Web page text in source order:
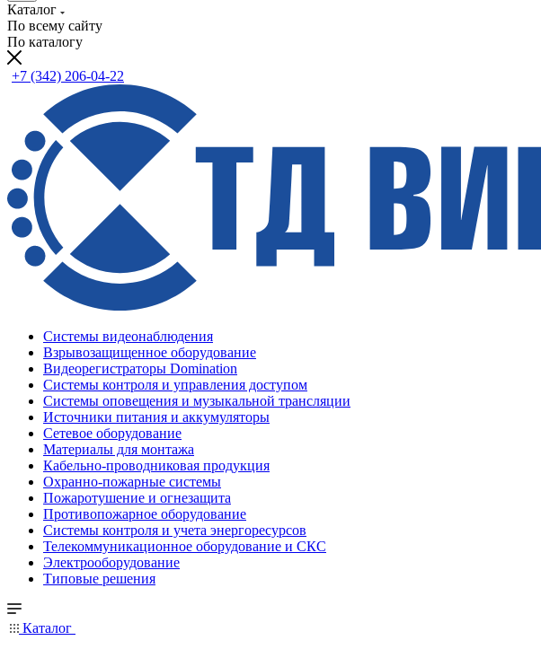
Каталог
По всему сайту
По каталогу
+7 (342) 206-04-22
Системы видеонаблюдения
Взрывозащищенное оборудование
Видеорегистраторы Domination
Системы контроля и управления доступом
Системы оповещения и музыкальной трансляции
Источники питания и аккумуляторы
Сетевое оборудование
Материалы для монтажа
Кабельно-проводниковая продукция
Охранно-пожарные системы
Пожаротушение и огнезащита
Противопожарное оборудование
Системы контроля и учета энергоресурсов
Телекоммуникационное оборудование и СКС
Электрооборудование
Типовые решения
Каталог